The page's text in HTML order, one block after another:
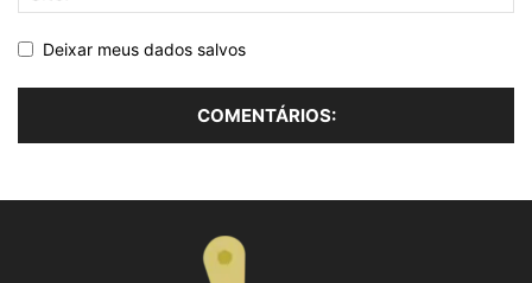
Deixar meus dados salvos